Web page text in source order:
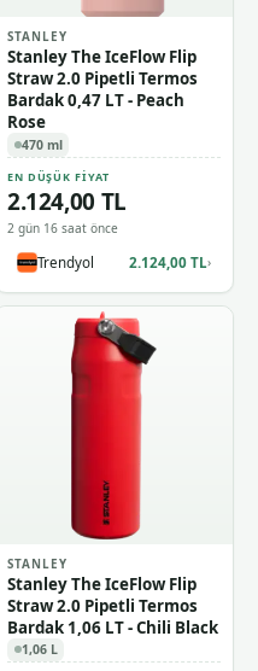
STANLEY
Stanley The IceFlow Flip
Straw 2.0 Pipetli Termos
Bardak 0,47 LT - Peach
Rose
470 ml
EN DÜŞÜK FIYAT
2.124,00 TL
2 gün 16 saat önce
Trendyol 2.124,00 TL›
STANLEY
Stanley The IceFlow Flip
Straw 2.0 Pipetli Termos
Bardak 1,06 LT - Chili Black
1,06 L